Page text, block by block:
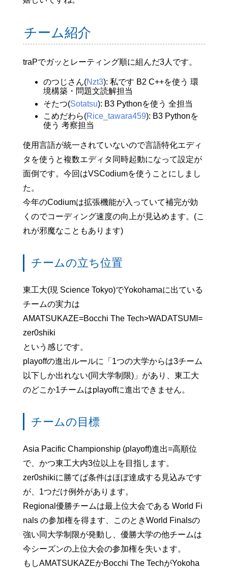
チーム紹介
traPでガッとレーティング順に組んだ3人です。
のつじさん(Nzt3): 私です B2 C++を使う 環
境構築・問題文読解担当
そたつ(Sotatsu): B3 Pythonを使う 全担当
こめだわら(Rice_tawara459): B3 Pythonを
使う 考察担当
使用言語が統一されていないので言語特化エディ
タを使うと複数エディタ同時起動になって設定が
面倒です。今回はVSCodiumを使うことにしまし
た。
今年のCodiumは拡張機能が入っていて補完が効
くのでコーディング速度の向上が見込めます。(こ
れが邪魔なこともあります)
チームの立ち位置
東工大(現 Science Tokyo)でYokohamaに出ている
チームの実力は
AMATSUKAZE=Bocchi The Tech>WADATSUMI=
zer0shiki
という感じです。
playoffの進出ルールに「1つの大学からは3チーム
以下しか出れない(同大学制限)」があり、東工大
のどこか1チームはplayoffに進出できません。
チームの目標
Asia Pacific Championship (playoff)進出=高順位
で、かつ東工大内3位以上を目指します。
zer0shikiに勝てば条件はほぼ達成する見込みです
が、1つだけ例外があります。
Regional優勝チームは最上位大会である World Fi
nals の参加権を得ます、このときWorld Finalsの
強い同大学制限が発動し、優勝大学の他チームは
今シーズンの上位大会の参加権を失います。
もしAMATSUKAZEかBocchi The TechがYokoha